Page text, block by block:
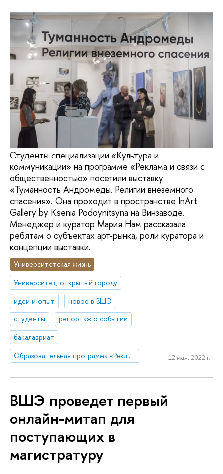
Студенты специализации «Культура и
коммуникации» на программе «Реклама и связи с
общественностью» посетили выставку
«Туманность Андромеды. Религии внеземного
спасения». Она проходит в пространстве InArt
Gallery by Ksenia Podoynitsyna на Винзаводе.
Менеджер и куратор Мария Нам рассказала
ребятам о субъектах арт-рынка, роли куратора и
концепции выставки.
Университетская жизнь
Университет, открытый городу
идеи и опыт
новое в ВШЭ
студенты
репортаж о событии
бакалавриат
Образовательная программа «Реклама и связи с общественностью»
12 мая, 2022 г.
ВШЭ проведет первый
онлайн-митап для
поступающих в
магистратуру